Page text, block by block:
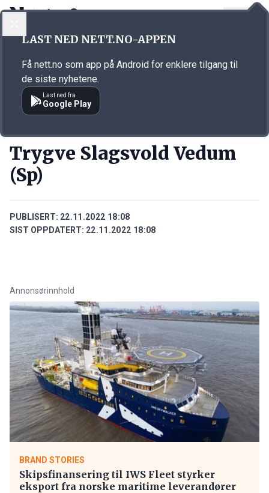
Annonsørinnhold
Trygve Slagsvold Vedum
(Sp)
PUBLISERT: 22.11.2022 18:08
SIST OPPDATERT: 22.11.2022 18:08
Annonsørinnhold
BRAND STORIES
Skipsfinansering til IWS Fleet styrker
eksport fra norske maritime leverandører
LAST NED NETT.NO-APPEN
Få nett.no som app på Android for enklere tilgang til
de siste nyhetene.
Last ned fra
Google Play